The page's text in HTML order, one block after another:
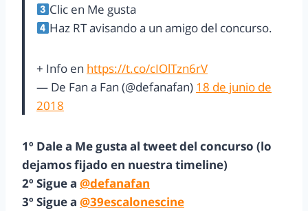
Clic en Me gusta
Haz RT avisando a un amigo del concurso.
+ Info en https://t.co/cIOlTzn6rV
— De Fan a Fan (@defanafan) 18 de junio de
2018
1º Dale a Me gusta al tweet del concurso (lo
dejamos fijado en nuestra timeline)
2º Sigue a @defanafan
3º Sigue a @39escalonescine